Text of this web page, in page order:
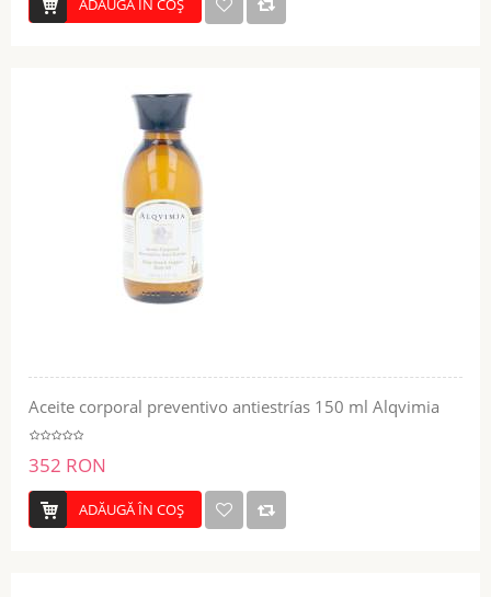
ADĂUGĂ ÎN COŞ
Aceite corporal preventivo antiestrías 150 ml Alqvimia
352 RON
ADĂUGĂ ÎN COŞ